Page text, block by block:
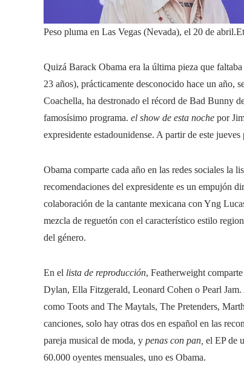
Peso pluma en Las Vegas (Nevada), el 20 de abril.
Quizá Barack Obama era la última pieza que faltaba
23 años), prácticamente desconocido hace un año,
Coachella, ha destronado el récord de Bad Bunny
famosísimo programa. el show de esta noche por
expresidente estadounidense. A partir de este jueves
Obama comparte cada año en las redes sociales la
recomendaciones del expresidente es un empujón
colaboración de la cantante mexicana con Yng
mezcla de reguetón con el característico estilo
del género.
En el lista de reproducción, Featherweight
Dylan, Ella Fitzgerald, Leonard Cohen o Pearl
como Toots and The Maytals, The Pretenders,
canciones, solo hay otras dos en español en las
pareja musical de moda, y penas con pan, el EP de
60.000 oyentes mensuales, uno es Obama.